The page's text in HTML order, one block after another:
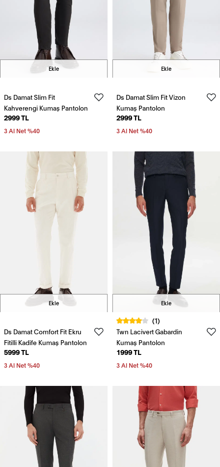
Ekle
Ds Damat Slim Fit
Kahverengi Kumaş Pantolon
2999 TL
3 Al Net %40
Ekle
Ds Damat Slim Fit Vizon
Kumaş Pantolon
2999 TL
3 Al Net %40
Ekle
Ds Damat Comfort Fit Ekru
Fitilli Kadife Kumaş Pantolon
5999 TL
3 Al Net %40
Ekle
(1)
Twn Lacivert Gabardin
Kumaş Pantolon
1999 TL
3 Al Net %40